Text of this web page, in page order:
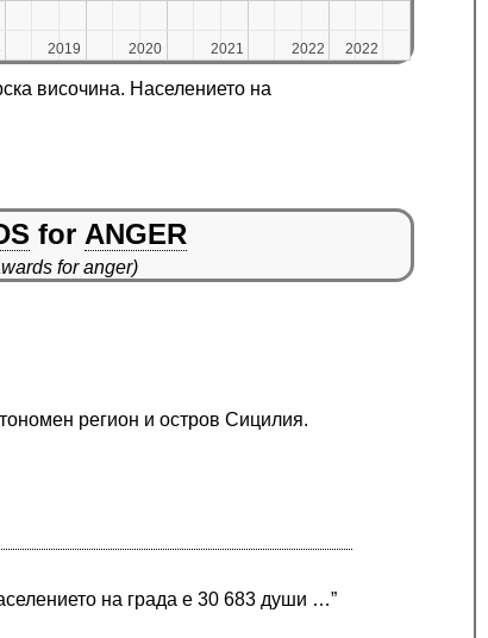
2019
2019 2020
2020 2021
2021 2022
2022 2022
2022
височина. Населението на
for ANGER
for anger)
регион и остров Сицилия.
на града е 30 683 души …”